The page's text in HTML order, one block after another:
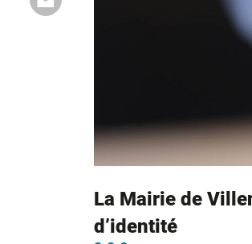
La Mairie de
d’identité